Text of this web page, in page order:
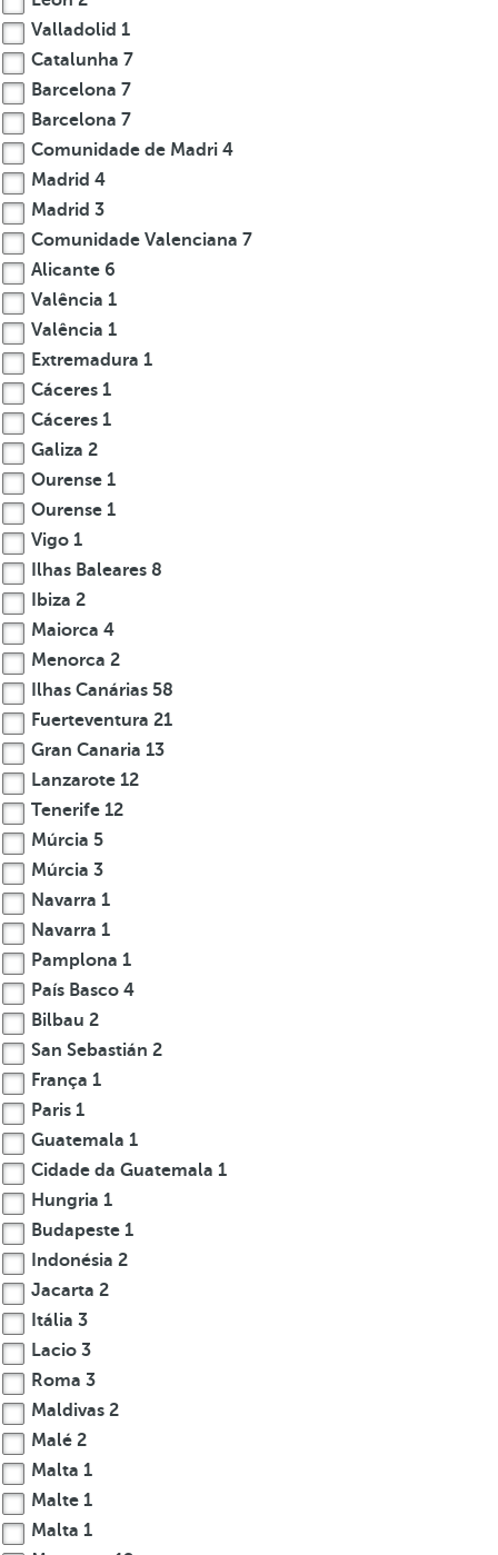
Valladolid 1
Catalunha 7
Barcelona 7
Barcelona 7
Comunidade de Madri 4
Madrid 4
Madrid 3
Comunidade Valenciana 7
Alicante 6
Valência 1
Valência 1
Extremadura 1
Cáceres 1
Cáceres 1
Galiza 2
Ourense 1
Ourense 1
Vigo 1
Ilhas Baleares 8
Ibiza 2
Maiorca 4
Menorca 2
Ilhas Canárias 58
Fuerteventura 21
Gran Canaria 13
Lanzarote 12
Tenerife 12
Múrcia 5
Múrcia 3
Navarra 1
Navarra 1
Pamplona 1
País Basco 4
Bilbau 2
San Sebastián 2
França 1
Paris 1
Guatemala 1
Cidade da Guatemala 1
Hungria 1
Budapeste 1
Indonésia 2
Jacarta 2
Itália 3
Lacio 3
Roma 3
Maldivas 2
Malé 2
Malta 1
Malte 1
Malta 1